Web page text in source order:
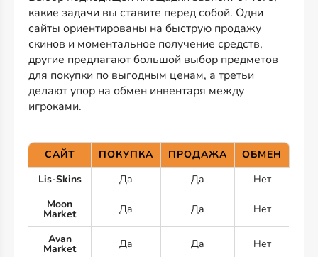
какие задачи вы ставите перед собой. Одни
сайты ориентированы на быструю продажу
скинов и моментальное получение средств,
другие предлагают большой выбор предметов
для покупки по выгодным ценам, а третьи
делают упор на обмен инвентаря между
игроками.
САЙТ ПОКУПКА ПРОДАЖА
ОБМЕН
Lis-Skins
Да Да
Нет
Moon
Market Да Да Нет
Avan
Market Да Да Нет